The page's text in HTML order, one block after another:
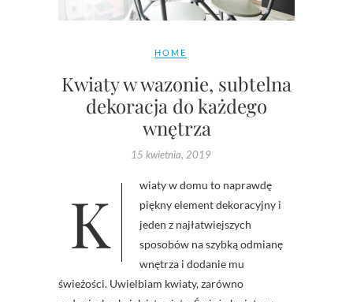
HOME
Kwiaty w wazonie, subtelna
dekoracja do każdego
wnętrza
15 kwietnia, 2019
Kwiaty w domu to naprawdę
piękny element dekoracyjny i
jeden z najłatwiejszych
sposobów na szybką odmianę
wnętrza i dodanie mu
świeżości. Uwielbiam kwiaty, zarówno